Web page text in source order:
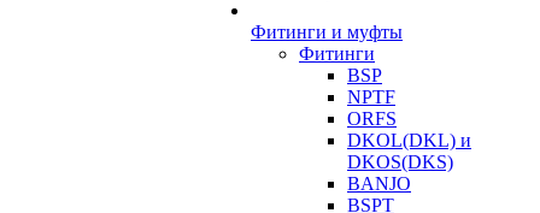
Фитинги и муфты
Фитинги
BSP
NPTF
ORFS
DKOL(DKL) и
DKOS(DKS)
BANJO
BSPT